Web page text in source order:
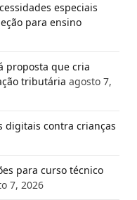
especiais
para ensino
proposta que cria
tributária agosto 7,
digitais contra crianças
para curso técnico
7, 2026